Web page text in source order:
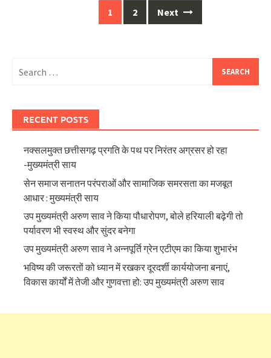
1 2 Next
for:
RECENT POSTS
नक्सलमुक्त छत्तीसगढ़ प्रगति के पथ पर निरंतर अग्रसर हो रहा
-मुख्यमंत्री साय
सेन समाज सनातन परंपराओं और सामाजिक समरसता का मजबूत
आधार : मुख्यमंत्री साय
उप मुख्यमंत्री अरुण साव ने किया पौधारोपण, बोले हरियाली बढ़ेगी तो
पर्यावरण भी स्वस्थ और सुंदर बनेगा
उप मुख्यमंत्री अरुण साव ने अन्नपूर्ति ग्रेन एटीएम का किया शुभारंभ
भविष्य की जरूरतों को ध्यान में रखकर दूरदर्शी कार्ययोजना बनाएं,
विकास कार्यों में तेजी और गुणवत्ता हो: उप मुख्यमंत्री अरुण साव